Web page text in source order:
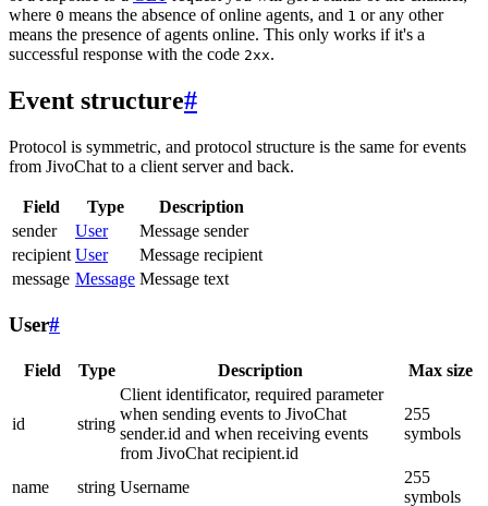
where 0 means the absence of online agents, and 1 or any other
means the presence of agents online. This only works if it's a
successful response with the code 2xx.
Event structure#
Protocol is symmetric, and protocol structure is the same for events
from JivoChat to a client server and back.
Field Type
Description
sender
User
Message sender
recipient User
Message recipient
message Message Message text
User#
Field Type Description Max size
id string
Client identificator, required parameter
when sending events to JivoChat
sender.id and when receiving events
from JivoChat recipient.id
255
symbols
name string Username
255
symbols